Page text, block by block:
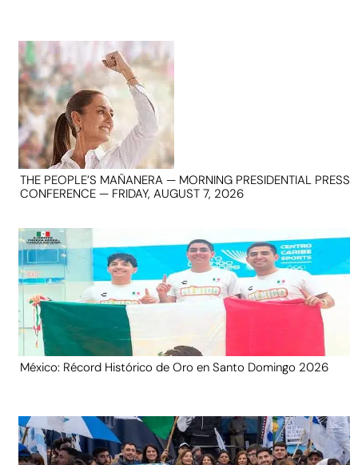
THE PEOPLE’S MAÑANERA — MORNING PRESIDENTIAL PRESS
CONFERENCE — FRIDAY, AUGUST 7, 2026
México: Récord Histórico de Oro en Santo Domingo 2026